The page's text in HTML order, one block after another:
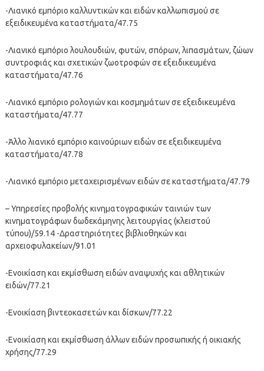
-Λιανικό εμπόριο καλλυντικών και ειδών καλλωπισμού σε
εξειδικευμένα καταστήματα/47.75
-Λιανικό εμπόριο λουλουδιών, φυτών, σπόρων, λιπασμάτων, ζώων
συντροφιάς και σχετικών ζωοτροφών σε εξειδικευμένα
καταστήματα/47.76
-Λιανικό εμπόριο ρολογιών και κοσμημάτων σε εξειδικευμένα
καταστήματα/47.77
-Άλλο λιανικό εμπόριο καινούριων ειδών σε εξειδικευμένα
καταστήματα/47.78
-Λιανικό εμπόριο μεταχειρισμένων ειδών σε καταστήματα/47.79
– Υπηρεσίες προβολής κινηματογραφικών ταινιών των
κινηματογράφων δωδεκάμηνης λειτουργίας (κλειστού
τύπου)/59.14 -Δραστηριότητες βιβλιοθηκών και
αρχειοφυλακείων/91.01
-Ενοικίαση και εκμίσθωση ειδών αναψυχής και αθλητικών
ειδών/77.21
-Ενοικίαση βιντεοκασετών και δίσκων/77.22
-Ενοικίαση και εκμίσθωση άλλων ειδών προσωπικής ή οικιακής
χρήσης/77.29